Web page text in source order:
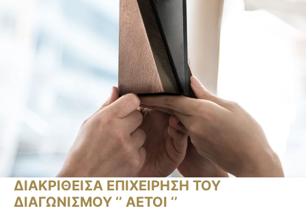
ΔΙΑΚΡΙΘΕΙΣΑ ΕΠΙΧΕΙΡΗΣΗ ΤΟΥ
ΔΙΑΓΩΝΙΣΜΟΥ ‘’ ΑΕΤΟΙ ‘’